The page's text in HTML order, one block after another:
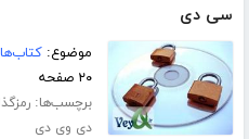
سی دی
موضوع:
۲۰ صفحه
برچسب‌ها:
دی وی دی